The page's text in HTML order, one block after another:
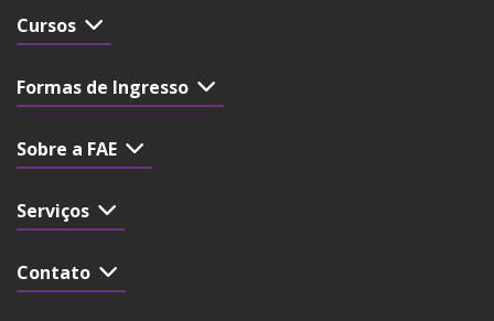
Cursos
Formas de Ingresso
Sobre a FAE
Serviços
Contato